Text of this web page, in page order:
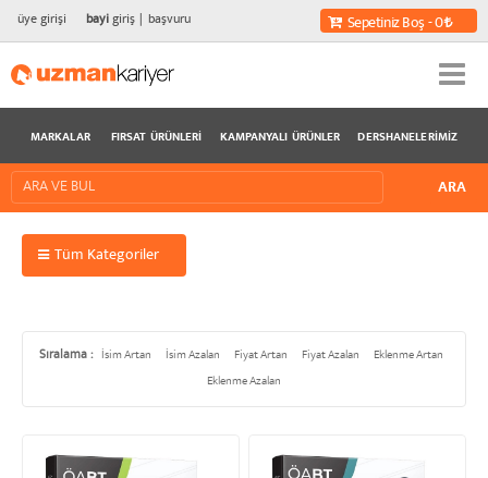
üye girişi bayigiriş başvuru Sepetiniz Boş - 0
MARKALAR FIRSAT ÜRÜNLERI KAMPANYALI ÜRÜNLER DERSHANELERIMIZ
Tüm Kategoriler
Sıralama : İsim Artan İsim Azalan Fiyat Artan Fiyat Azalan
Eklenme Artan
Eklenme Azalan